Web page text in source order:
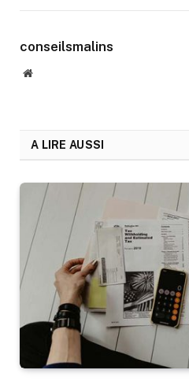
conseilsmalins
Website
A LIRE AUSSI